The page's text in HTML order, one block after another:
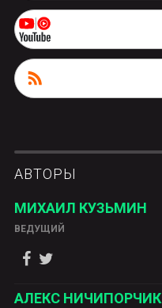
АВТОРЫ
МИХАИЛ КУЗЬМИН
ВЕДУЩИЙ
АЛЕКС НИЧИПОРЧИК